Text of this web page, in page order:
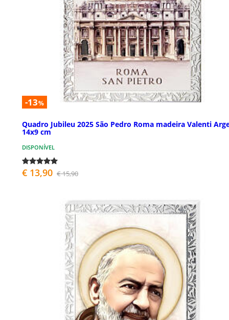
-13%
Quadro Jubileu 2025 São Pedro Roma madeira Valenti
14x9 cm
DISPONÍVEL
€ 13,90 € 15,90